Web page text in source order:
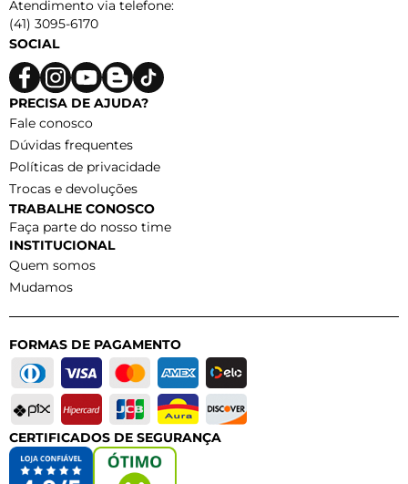
Atendimento via telefone:
(41) 3095-6170
SOCIAL
PRECISA DE AJUDA?
Fale conosco
Dúvidas frequentes
Políticas de privacidade
Trocas e devoluções
TRABALHE CONOSCO
Faça parte do nosso time
INSTITUCIONAL
Quem somos
Mudamos
FORMAS DE PAGAMENTO
CERTIFICADOS DE SEGURANÇA